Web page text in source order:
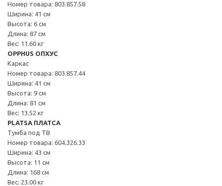
Номер товара: 803.857.58
Ширина: 41 см
Высота: 6 см
Длина: 87 см
Вес: 11.60 кг
OPPHUS ОПХУС
Каркас
Номер товара: 803.857.44
Ширина: 41 см
Высота: 9 см
Длина: 81 см
Вес: 13.52 кг
PLATSA ПЛАТСА
Тумба под ТВ
Номер товара: 604.326.33
Ширина: 43 см
Высота: 11 см
Длина: 168 см
Вес: 23.00 кг